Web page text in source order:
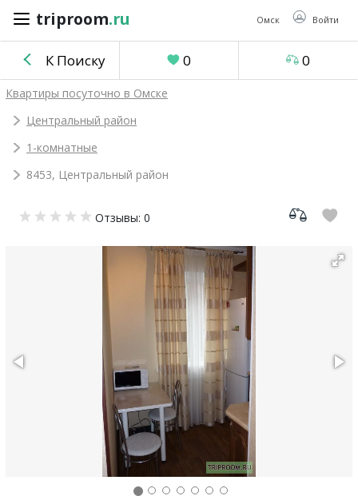
triproom.ru Омск Войти
triproom .ru
Российский
Войти / Зарегистрироваться
объявление
К Поиску 0 0
Квартиры посуточно в Омске
Центральный район
1-комнатные
8453, Центральный район
Отзывы: 0